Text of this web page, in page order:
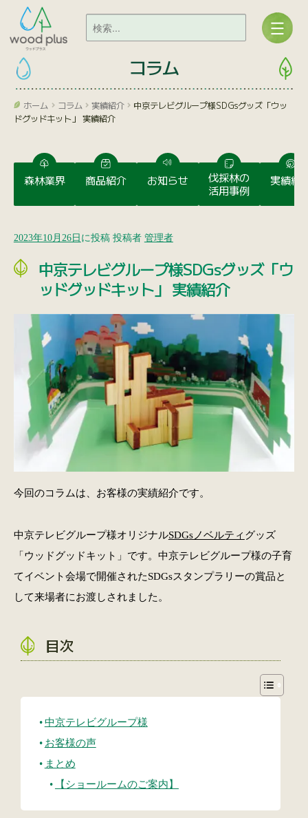
コラム
ホーム コラム 実績紹介
中京テレビグループ様SDGsグッズ「ウッ
ドグッドキット」 実績紹介
森林業界 商品紹介 お知らせ
伐採林の
活用事例
実績紹
2023年10月26日 に投稿 投稿者 管理者
中京テレビグループ様SDGsグッズ「ウ
ッドグッドキット」 実績紹介
今回のコラムは、お客様の実績紹介です。
中京テレビグループ様オリジナルSDGsノベルティ グッズ
「ウッドグッドキット」です。中京テレビグループ様の子育
てイベント会場で開催されたSDGsスタンプラリーの賞品と
して来場者にお渡しされました。
目次
中京テレビグループ様
お客様の声
まとめ
【ショールームのご案内】